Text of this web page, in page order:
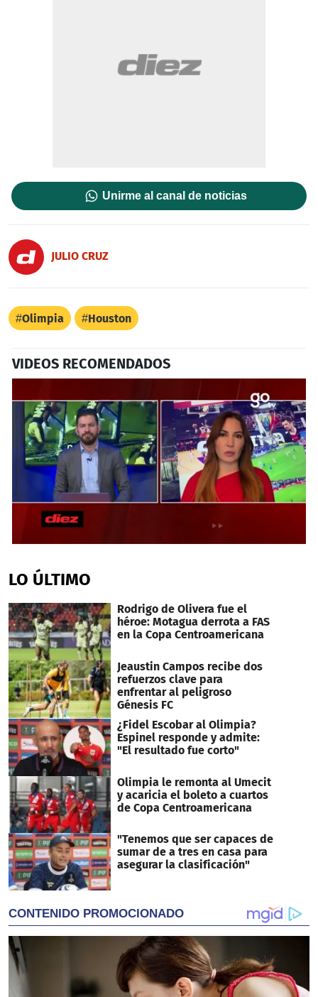
Unirme al canal de noticias
JULIO CRUZ
Olimpia Houston
VIDEOS RECOMENDADOS
of
13
37
seconds
LO ÚLTIMO
Rodrigo de Olivera fue el
héroe: Motagua derrota a FAS
en la Copa Centroamericana
Jeaustin Campos recibe dos
refuerzos clave para
enfrentar al peligroso
Génesis FC
¿Fidel Escobar al Olimpia?
Espinel responde y admite:
"El resultado fue corto"
Olimpia le remonta al Umecit
y acaricia el boleto a cuartos
de Copa Centroamericana
"Tenemos que ser capaces de
sumar de a tres en casa para
asegurar la clasificación"